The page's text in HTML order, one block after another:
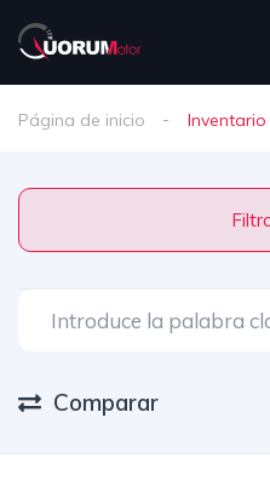
Página de inicio Inventario
Comparar